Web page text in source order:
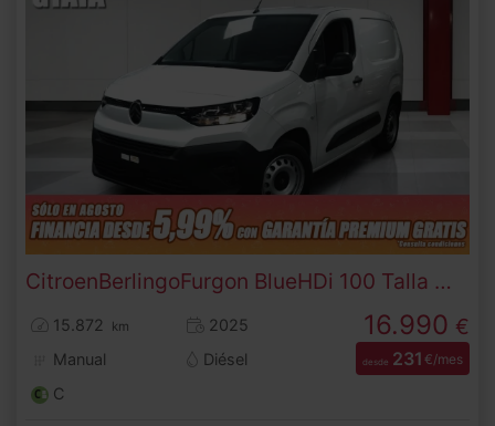
CitroenBerlingo Furgon BlueHDi 100 Talla M 74 kW (100 CV)
15.872 km
2025
Manual
Diésel
C
16.990 €
desde 231 €/mes